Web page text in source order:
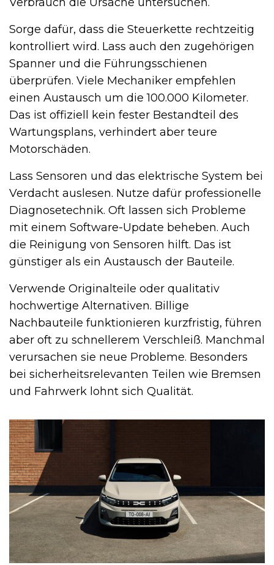
Sorge dafür, dass die Steuerkette rechtzeitig
kontrolliert wird. Lass auch den zugehörigen
Spanner und die Führungsschienen
überprüfen. Viele Mechaniker empfehlen
einen Austausch um die 100.000 Kilometer.
Das ist offiziell kein fester Bestandteil des
Wartungsplans, verhindert aber teure
Motorschäden.
Lass Sensoren und das elektrische System bei
Verdacht auslesen. Nutze dafür professionelle
Diagnosetechnik. Oft lassen sich Probleme
mit einem Software-Update beheben. Auch
die Reinigung von Sensoren hilft. Das ist
günstiger als ein Austausch der Bauteile.
Verwende Originalteile oder qualitativ
hochwertige Alternativen. Billige
Nachbauteile funktionieren kurzfristig, führen
aber oft zu schnellerem Verschleiß. Manchmal
verursachen sie neue Probleme. Besonders
bei sicherheitsrelevanten Teilen wie Bremsen
und Fahrwerk lohnt sich Qualität.